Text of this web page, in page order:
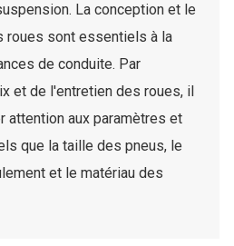
La conception et le
roues sont essentiels à la
de conduite. Par
et de l'entretien des roues, il
attention aux paramètres et
que la taille des pneus, le
et le matériau des